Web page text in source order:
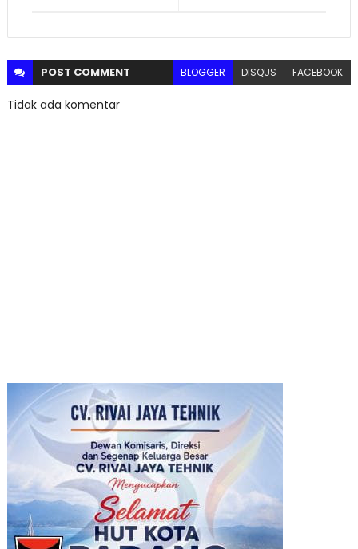
POST COMMENT BLOGGER DISQUS FACEBOOK
Tidak ada komentar